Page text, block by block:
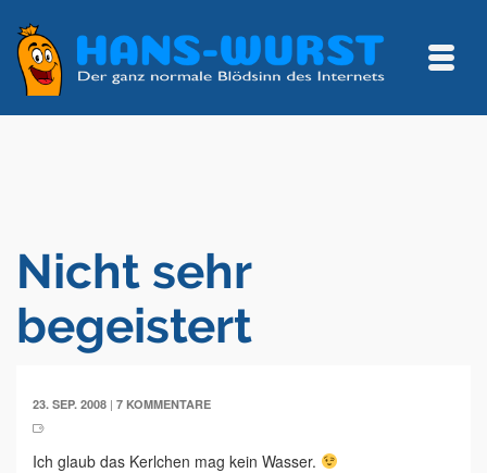
Nicht sehr
begeistert
23. SEP. 2008 | 7 KOMMENTARE
Ich glaub das Kerlchen mag kein Wasser.